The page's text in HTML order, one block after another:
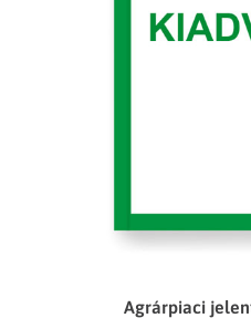
Agrárpiaci